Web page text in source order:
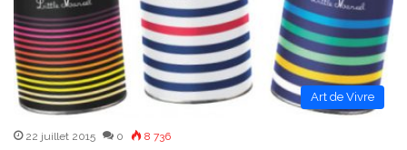
Art de Vivre
22 juillet 2015 0 8 736